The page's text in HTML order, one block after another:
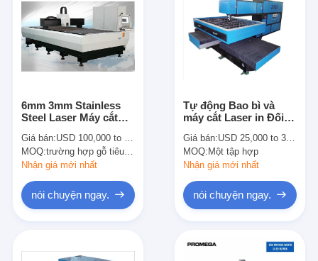
Máy in tự động
Thiết bị báo bài viết
Vật tư tiêu hao khác
Laser Marking Machine
Máy đóng gói tự động
6mm 3mm Stainless
Steel Laser Máy cắt
Quà tặng Craft / ống
phụ kiện
Giá bán:USD 100,000 to 200,000 per set
MOQ:trường hợp gỗ tiêu chuẩn
Nhận giá mới nhất
nói chuyện ngay.
Tự động Bao bì và
máy cắt Laser in Đối
Giá bán:USD 25,000 to 30,000 per set
MOQ: Một tập hợp
Nhận giá mới nhất
nói chuyện ngay.